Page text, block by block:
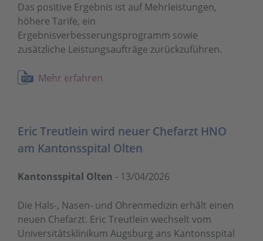
Das positive Ergebnis ist auf Mehrleistungen,
höhere Tarife, ein
Ergebnisverbesserungsprogramm sowie
zusätzliche Leistungsaufträge zurückzuführen.
Mehr erfahren
Eric Treutlein wird neuer Chefarzt HNO
am Kantonsspital Olten
Kantonsspital Olten - 13/04/2026
Die Hals-, Nasen- und Ohrenmedizin erhält einen
neuen Chefarzt. Eric Treutlein wechselt vom
Universitätsklinikum Augsburg ans Kantonsspital